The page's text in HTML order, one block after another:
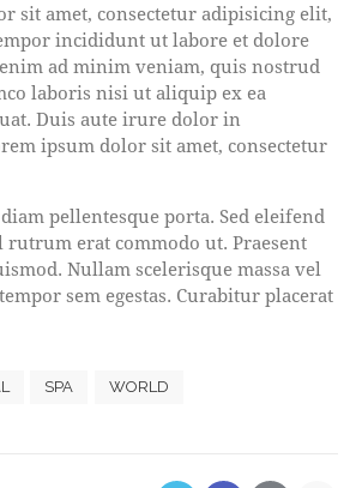
sit amet, consectetur adipisicing elit,
incididunt ut labore et dolore
ad minim veniam, quis nostrud
laboris nisi ut aliquip ex ea
Duis aute irure dolor in
ipsum dolor sit amet, consectetur
pellentesque porta. Sed eleifend
erat commodo ut. Praesent
Nullam scelerisque massa vel
sem egestas. Curabitur placerat
SPA WORLD